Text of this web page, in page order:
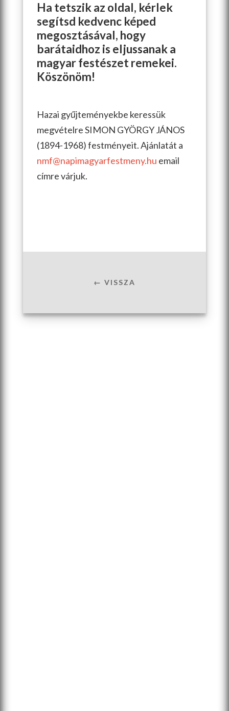
Ha tetszik az oldal, kérlek
segítsd kedvenc képed
megosztásával, hogy
barátaidhoz is eljussanak a
magyar festészet remekei.
Köszönöm!
Hazai gyűjteményekbe keressük
megvételre SIMON GYÖRGY JÁNOS
(1894-1968) festményeit. Ajánlatát a
nmf@napimagyarfestmeny.hu email
címre várjuk.
← VISSZA